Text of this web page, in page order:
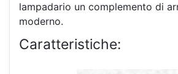
lampadario un complemento di
moderno.
Caratteristiche: